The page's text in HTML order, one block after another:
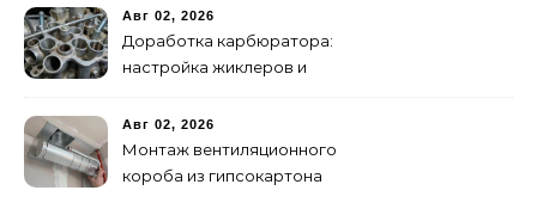
сувальдный
Авг 02, 2026
Доработка карбюратора:
настройка жиклеров и
Авг 02, 2026
Монтаж вентиляционного
короба из гипсокартона